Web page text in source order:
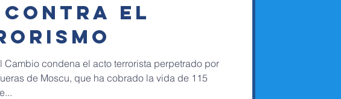
EL
Cambio condena el acto terrorista perpetrado por
de Moscu, que ha cobrado la vida de 115